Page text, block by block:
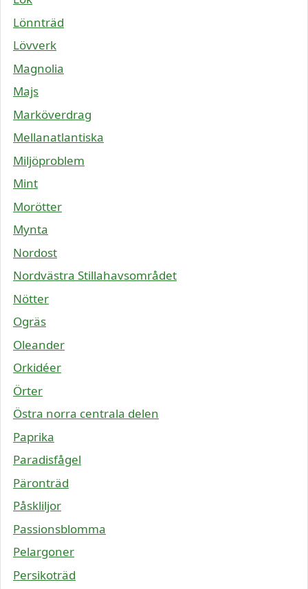
Lönnträd
Lövverk
Magnolia
Majs
Marköverdrag
Mellanatlantiska
Miljöproblem
Mint
Morötter
Mynta
Nordost
Nordvästra Stillahavsområdet
Nötter
Ogräs
Oleander
Orkidéer
Örter
Östra norra centrala delen
Paprika
Paradisfågel
Päronträd
Påskliljor
Passionsblomma
Pelargoner
Persikoträd